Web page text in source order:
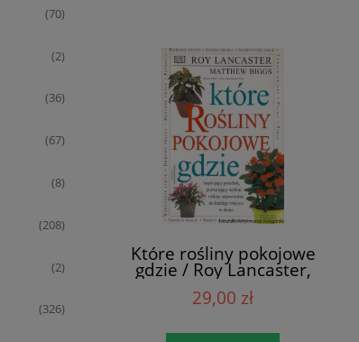
(70)
(2)
(36)
(67)
(8)
(208)
(2)
(326)
Które rośliny pokojowe
gdzie / Roy Lancaster,
Matthew Biggs
29,00 zł